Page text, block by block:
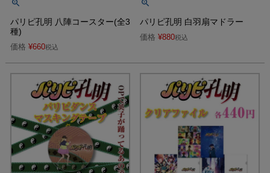
パリピ孔明 八陣コースター(全3
種)
価格 ¥660税込
パリピ孔明 白羽扇マドラー
価格 ¥880税込